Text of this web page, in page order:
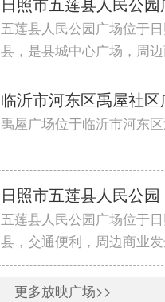
五莲县人民公园广场位于
县，是县城中心广场，周
临沂市河东区禹屋社区
禹屋广场位于临沂市河东区
日照市五莲县人民公园
五莲县人民公园广场位于
县，交通便利，周边商业发
更多放映广场>>